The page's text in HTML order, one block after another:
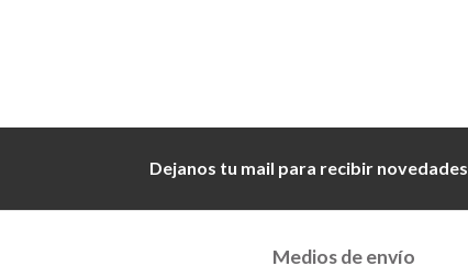
Dejanos tu mail para recibir novedades
Medios de envío